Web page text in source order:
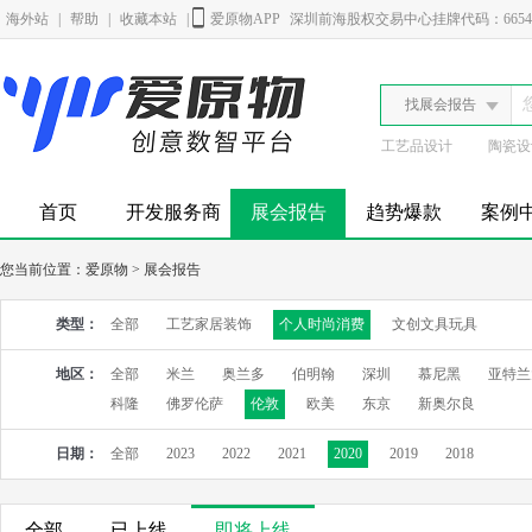
海外站 帮助 收藏本站 爱原物APP 深圳前海股权交易中心挂牌代码：
找展会报告
工艺品设计 陶瓷
首页 开发服务商 展会报告 趋势爆款 案例
您当前位置： 爱原物 > 展会报告
类型： 全部 工艺家居装饰 个人时尚消费 文创文具玩具
地区： 全部 米兰 奥兰多 伯明翰 深圳 慕尼黑
亚特
科隆
佛罗伦萨 伦敦 欧美 东京 新奥尔良
日期： 全部 2023 2022 2021 2020 2019 2018